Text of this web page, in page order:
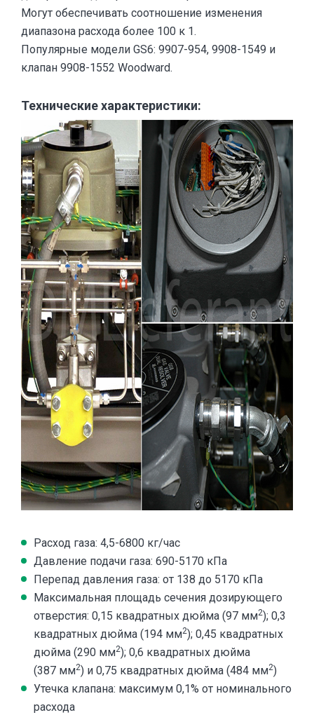
Могут обеспечивать соотношение изменения
диапазона расхода более 100 к 1.
Популярные модели GS6: 9907-954, 9908-1549 и
клапан 9908-1552 Woodward.
Технические характеристики:
Расход газа: 4,5-6800 кг/час
Давление подачи газа: 690-5170 кПа
Перепад давления газа: от 138 до 5170 кПа
Максимальная площадь сечения дозирующего
отверстия: 0,15 квадратных дюйма (97 мм2); 0,3
квадратных дюйма (194 мм2); 0,45 квадратных
дюйма (290 мм2); 0,6 квадратных дюйма
(387 мм2) и 0,75 квадратных дюйма (484 мм2)
Утечка клапана: максимум 0,1% от номинального
расхода